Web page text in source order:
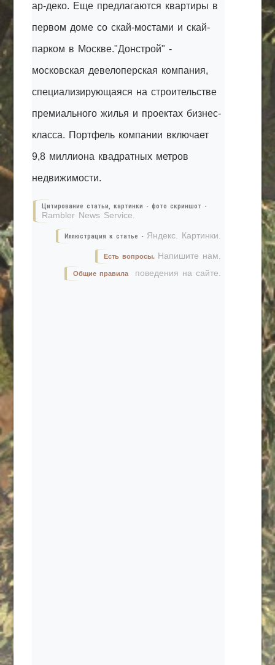
ар-деко. Еще предлагаются квартиры в
первом доме со скай-мостами и скай-
парком в Москве."Донстрой" -
московская девелоперская компания,
специализирующаяся на строительстве
премиального жилья и проектах бизнес-
класса. Портфель компании включает
9,8 миллиона квадратных метров
недвижимости.
Цитирование статьи, картинки - фото скриншот -
Rambler News Service.
Иллюстрация к статье - Яндекс. Картинки.
Есть вопросы. Напишите нам.
Общие правила поведения на сайте.